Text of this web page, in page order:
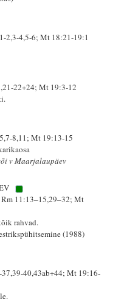
2,3-4,5-6; Mt 18:21-19:1
22+24; Mt 19:3-12
8,11; Mt 19:13-15
v Maarjalaupäev
11:13–15,29–32; Mt
rahvad.
(1988)
40,43ab+44; Mt 19:16-